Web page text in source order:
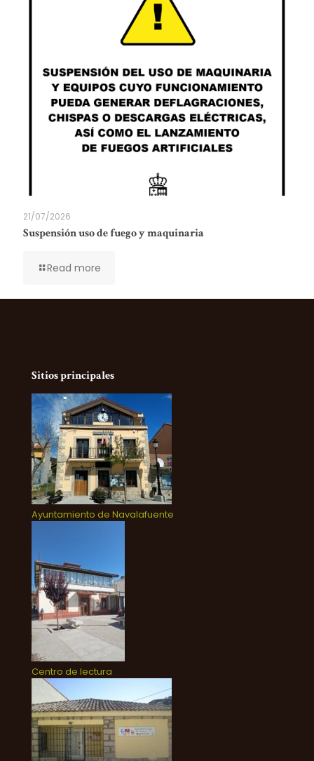
21/07/2026
Suspensión uso de fuego y maquinaria
Read more
Sitios principales
Ayuntamiento de Navalafuente
Centro de lectura